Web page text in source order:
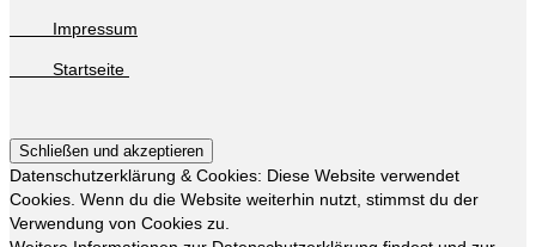
Impressum
Startseite
Datenschutzerklärung & Cookies: Diese Website verwendet
Cookies. Wenn du die Website weiterhin nutzt, stimmst du der
Verwendung von Cookies zu.